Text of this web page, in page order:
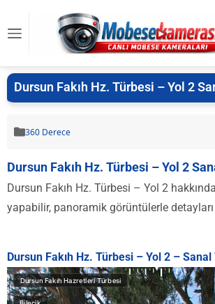
Dursun Fakıh Hz. Türbesi – Yol 2
360 Derece
Dursun Fakıh Hz. Türbesi – Yol 2
Dursun Fakıh Hz. Türbesi – Yol 2
yapabilir, panoramik görüntülerle
Dursun Fakıh Hz. Türbesi – Yol 2 – Sanal